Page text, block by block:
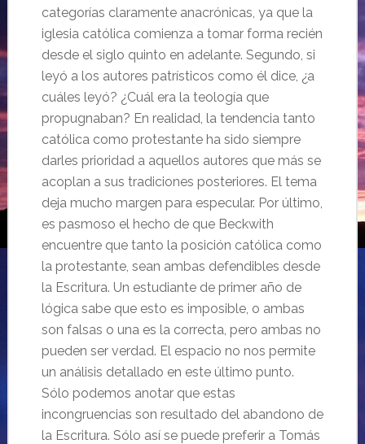
categorías claramente anacrónicas, ya que la
iglesia católica comienza a tomar forma recién
desde el siglo quinto en adelante. Segundo, si
leyó a los autores patrísticos como él dice, ¿a
cuáles leyó? ¿Cuál era la teología que
propugnaban? En realidad, la tendencia tanto
católica como protestante ha sido siempre
darles prioridad a aquellos autores que más se
acoplan a sus tradiciones posteriores. El tema
deja mucho margen para especular. Por último,
es pasmoso el hecho de que Beckwith
encuentre que tanto la posición católica como
la protestante, sean ambas defendibles desde
la Escritura. Un estudiante de primer año de
lógica sabe que esto es imposible, o ambas
son falsas o una es la correcta, pero ambas no
pueden ser verdad. El espacio no nos permite
un análisis detallado en este último punto.
Sólo podemos anotar que estas
incongruencias son resultado del abandono de
la Escritura. Sólo así se puede preferir a Tomás